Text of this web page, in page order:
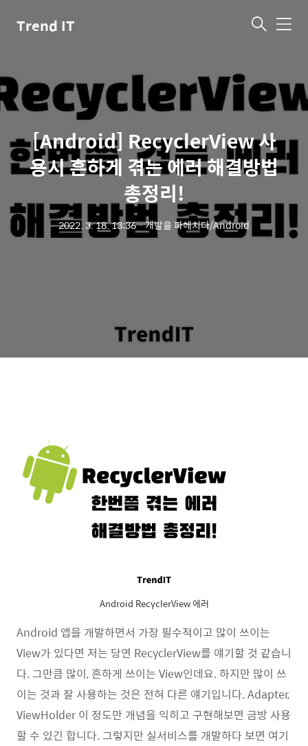
Trend IT 메
[Android] RecyclerView 사
용시 흔하게 겪는 에러 해결방법
총정리!
2022. 3. 18. 13:36ㆍ개발을 파헤치다/Android
Android RecyclerView 에러
Android 앱을 개발하면서 가장 필수적이고 많이 쓰이는
View가 있다면 저는 당연 RecyclerView를 얘기할 것 같습니
다. 그만큼 많이, 흔하게 쓰이는 View인데요. 하지만 많이 쓰
이는 것과 잘 사용하는 것은 전혀 다른 얘기입니다. Adapter,
ViewHolder 이 정도만 개념을 익히고 구현해보면 금방 사용
할 수 있긴 합니다. 그렇지만 실서비스를 개발하다 보면 여기